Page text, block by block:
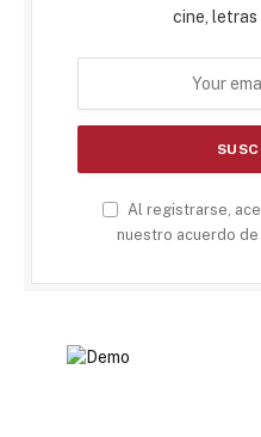
cine, letras
Al registrarse,
nuestro acuerdo de